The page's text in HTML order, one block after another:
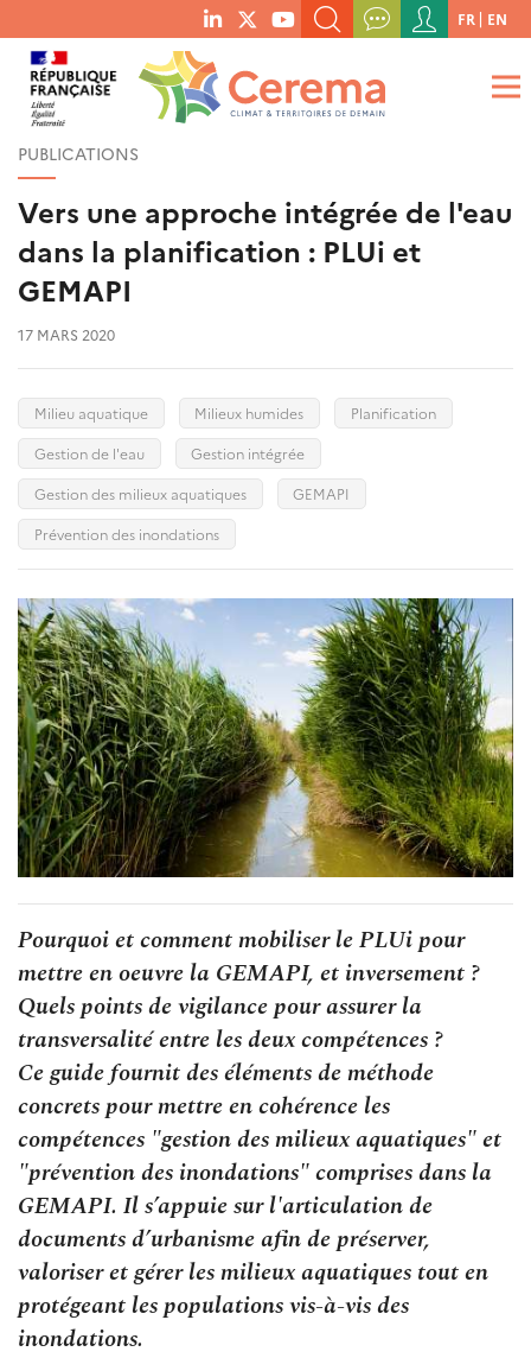
menu
social
links
RECHERCHER UN MOT-CLÉ, UNE PUBLICATION, ETC.
QUE RECHERCHEZ-VOUS ?
Menu
du
compte
de
FR EN
PUBLICATIONS
Vers une approche intégrée de l'eau
dans la planification : PLUi et
GEMAPI
17 MARS 2020
Milieu aquatique Milieux humides
Planification
Gestion de l'eau
Gestion intégrée
Gestion des milieux aquatiques
GEMAPI
Prévention des inondations
Pourquoi et comment mobiliser le PLUi pour
mettre en oeuvre la GEMAPI, et inversement ?
Quels points de vigilance pour assurer la
transversalité entre les deux compétences ?
Ce guide fournit des éléments de méthode
concrets pour mettre en cohérence les
compétences "gestion des milieux aquatiques" et
"prévention des inondations" comprises dans la
GEMAPI. Il s’appuie sur l'articulation de
documents d’urbanisme afin de préserver,
valoriser et gérer les milieux aquatiques tout en
protégeant les populations vis-à-vis des
inondations.